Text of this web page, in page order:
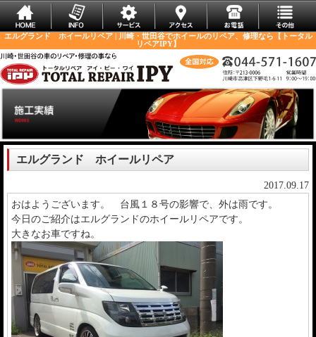
エルグランド ホイールリペア | 川崎・世田谷でホイールのリペア、修理なら【トータル
リペアIPY】
エルグランド ホイールリペア
2017.09.17
おはようございます。 台風１８号の影響で、外は雨です。
今日のご紹介はエルグランドのホイールリペアです。
大きなお車ですね。